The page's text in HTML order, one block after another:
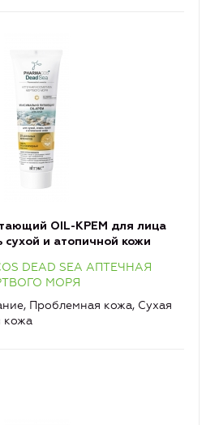
OIL-КРЕМ для лица
сухой и атопичной кожи
DEAD SEA АПТЕЧНАЯ
МОРЯ
Проблемная кожа, Сухая
кожа